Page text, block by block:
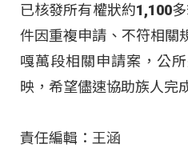
已核發所有權狀約1,100
件因重複申請、不符相關
嘎萬段相關申請案，公
映，希望儘速協助族人完
責任編輯：王涵